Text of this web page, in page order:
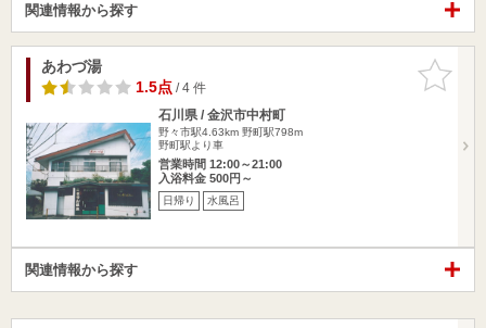
関連情報から探す
お気に入
りに追加
あわづ湯
1.5点/ 4 件
石川県 / 金沢市中村町
野々市駅4.63km 野町駅798m
野町駅より車
営業時間 12:00～21:00
入浴料金 500円～
日帰り 水風呂
関連情報から探す